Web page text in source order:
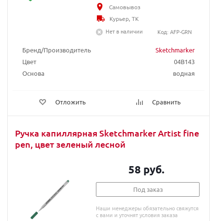
Бренд/Производитель
Sketchmarker
Цвет
04B143
Основа
водная
Отложить Сравнить
Самовывоз
Курьер, ТК
Нет в наличии
Код: AFP-GRN
Ручка капиллярная Sketchmarker Artist fine
pen, цвет зеленый лесной
58 руб.
Под заказ
Наши менеджеры обязательно свяжутся
с вами и уточнят условия заказа